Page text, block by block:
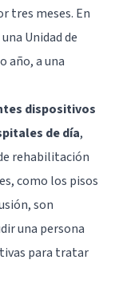
tres meses. En
Unidad de
año, a una
dispositivos
de día,
rehabilitación
como los pisos
son
una persona
para tratar